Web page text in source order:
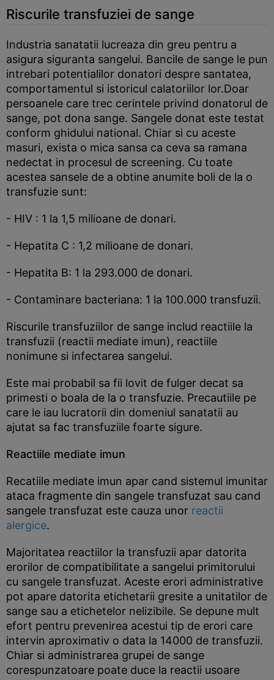
Riscurile transfuziei de sange
Industria sanatatii lucreaza din greu pentru a
asigura siguranta sangelui. Bancile de sange le pun
intrebari potentialilor donatori despre santatea,
comportamentul si istoricul calatoriilor lor.Doar
persoanele care trec cerintele privind donatorul de
sange, pot dona sange. Sangele donat este testat
conform ghidului national. Chiar si cu aceste
masuri, exista o mica sansa ca ceva sa ramana
nedectat in procesul de screening. Cu toate
acestea sansele de a obtine anumite boli de la o
transfuzie sunt:
- HIV : 1 la 1,5 milioane de donari.
- Hepatita C : 1,2 milioane de donari.
- Hepatita B: 1 la 293.000 de donari.
- Contaminare bacteriana: 1 la 100.000 transfuzii.
Riscurile transfuziilor de sange includ reactiile la
transfuzii (reactii mediate imun), reactiile
nonimune si infectarea sangelui.
Este mai probabil sa fii lovit de fulger decat sa
primesti o boala de la o transfuzie. Precautiile pe
care le iau lucratorii din domeniul sanatatii au
ajutat sa fac transfuziile foarte sigure.
Reactiile mediate imun
Recatiile mediate imun apar cand sistemul imunitar
ataca fragmente din sangele transfuzat sau cand
sangele transfuzat este cauza unor reactii
alergice.
Majoritatea reactiilor la transfuzii apar datorita
erorilor de compatibilitate a sangelui primitorului
cu sangele transfuzat. Aceste erori administrative
pot apare datorita etichetarii gresite a unitatilor de
sange sau a etichetelor nelizibile. Se depune mult
efort pentru prevenirea acestui tip de erori care
intervin aproximativ o data la 14000 de transfuzii.
Chiar si administrarea grupei de sange
corespunzatoare poate duce la reactii usoare